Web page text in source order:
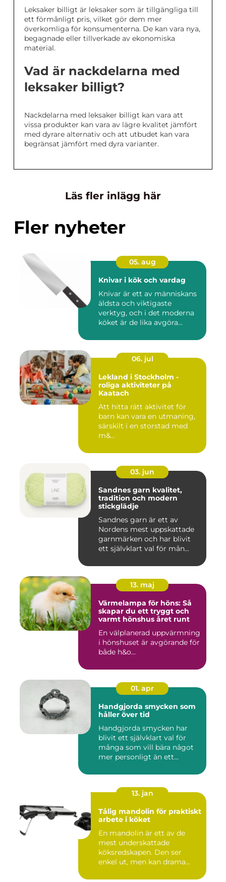
Leksaker billigt är leksaker som är tillgängliga till
ett förmånligt pris, vilket gör dem mer
överkomliga för konsumenterna. De kan vara nya,
begagnade eller tillverkade av ekonomiska
material.
Vad är nackdelarna med
leksaker billigt?
Nackdelarna med leksaker billigt kan vara att
vissa produkter kan vara av lägre kvalitet jämfört
med dyrare alternativ och att utbudet kan vara
begränsat jämfört med dyra varianter.
Läs fler inlägg här
Fler nyheter
05. aug
Knivar i kök och vardag
Knivar är ett av människans
äldsta och viktigaste
verktyg, och i det moderna
köket är de lika avgöra...
06. jul
Lekland i Stockholm -
roliga aktiviteter på
Kaatach
Att hitta rätt aktivitet för
barn kan vara en utmaning,
särskilt i en storstad med
m&...
03. jun
Sandnes garn kvalitet,
tradition och modern
stickglädje
Sandnes garn är ett av
Nordens mest uppskattade
garnmärken och har blivit
ett självklart val för mån...
13. maj
Värmelampa för höns: Så
skapar du ett tryggt och
varmt hönshus året runt
En välplanerad uppvärmning
i hönshuset är avgörande för
både h&o...
01. apr
Handgjorda smycken som
håller över tid
Handgjorda smycken har
blivit ett självklart val för
många som vill bära något
mer personligt än ett...
13. jan
Tålig mandolin för praktiskt
arbete i köket
En mandolin är ett av de
mest underskattade
köksredskapen. Den ser
enkel ut, men kan drama...